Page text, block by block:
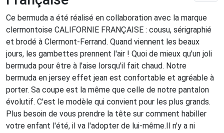
Ce bermuda a été réalisé en collaboration avec la marque
clermontoise CALIFORNIE FRANÇAISE : cousu, sérigraphié
et brodé à Clermont-Ferrand. Quand viennent les beaux
jours, les gambettes prennent l'air ! Quoi de mieux qu'un joli
bermuda pour être à l'aise lorsqu'il fait chaud. Notre
bermuda en jersey effet jean est confortable et agréable à
porter. Sa coupe est la même que celle de notre pantalon
évolutif. C'est le modèle qui convient pour les plus grands.
Plus besoin de vous prendre la tête sur comment habiller
votre enfant l'été, il va l'adopter de lui-même.Il n'y a ni